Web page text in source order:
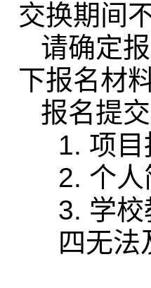
交换期间
请确定
下报名材
报名提
1. 项
2. 个
3. 学
四无